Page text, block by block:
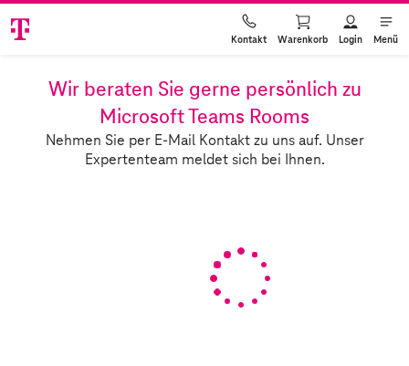
Kontakt Warenkorb Login Menü
Wir beraten Sie gerne persönlich zu
Microsoft Teams Rooms
Nehmen Sie per E-Mail Kontakt zu uns auf. Unser
Expertenteam meldet sich bei Ihnen.